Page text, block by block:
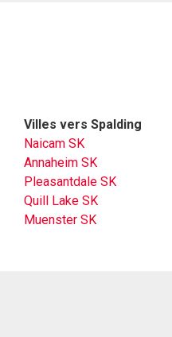
Villes vers Spalding
Naicam SK
Annaheim SK
Pleasantdale SK
Quill Lake SK
Muenster SK